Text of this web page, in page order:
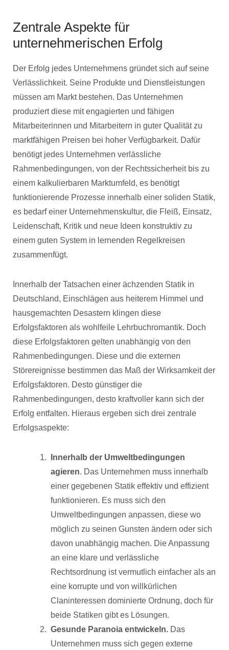
Zentrale Aspekte für
unternehmerischen Erfolg
Der Erfolg jedes Unternehmens gründet sich auf seine
Verlässlichkeit. Seine Produkte und Dienstleistungen
müssen am Markt bestehen. Das Unternehmen
produziert diese mit engagierten und fähigen
Mitarbeiterinnen und Mitarbeitern in guter Qualität zu
marktfähigen Preisen bei hoher Verfügbarkeit. Dafür
benötigt jedes Unternehmen verlässliche
Rahmenbedingungen, von der Rechtssicherheit bis zu
einem kalkulierbaren Marktumfeld, es benötigt
funktionierende Prozesse innerhalb einer soliden Statik,
es bedarf einer Unternehmenskultur, die Fleiß, Einsatz,
Leidenschaft, Kritik und neue Ideen konstruktiv zu
einem guten System in lernenden Regelkreisen
zusammenfügt.
Innerhalb der Tatsachen einer ächzenden Statik in
Deutschland, Einschlägen aus heiterem Himmel und
hausgemachten Desastern klingen diese
Erfolgsfaktoren als wohlfeile Lehrbuchromantik. Doch
diese Erfolgsfaktoren gelten unabhängig von den
Rahmenbedingungen. Diese und die externen
Störereignisse bestimmen das Maß der Wirksamkeit der
Erfolgsfaktoren. Desto günstiger die
Rahmenbedingungen, desto kraftvoller kann sich der
Erfolg entfalten. Hieraus ergeben sich drei zentrale
Erfolgsaspekte:
Innerhalb der Umweltbedingungen
agieren. Das Unternehmen muss innerhalb
einer gegebenen Statik effektiv und effizient
funktionieren. Es muss sich den
Umweltbedingungen anpassen, diese wo
möglich zu seinen Gunsten ändern oder sich
davon unabhängig machen. Die Anpassung
an eine klare und verlässliche
Rechtsordnung ist vermutlich einfacher als an
eine korrupte und von willkürlichen
Claninteressen dominierte Ordnung, doch für
beide Statiken gibt es Lösungen.
Gesunde Paranoia entwickeln. Das
Unternehmen muss sich gegen externe